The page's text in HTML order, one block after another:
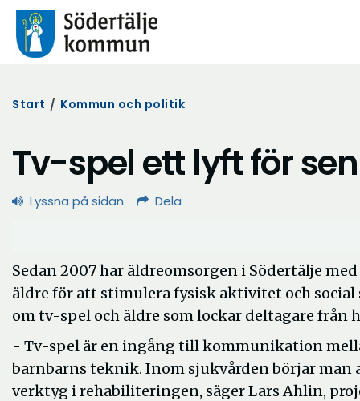
Start / Kommun och politik
Tv-spel ett lyft för
Lyssna på sidan Dela
Sedan 2007 har äldreomsorgen i Södertälje
äldre för att stimulera fysisk aktivitet och
om tv-spel och äldre som lockar deltagare från
- Tv-spel är en ingång till kommunikation
barnbarns teknik. Inom sjukvården börjar
verktyg i rehabiliteringen, säger Lars Ahlin,